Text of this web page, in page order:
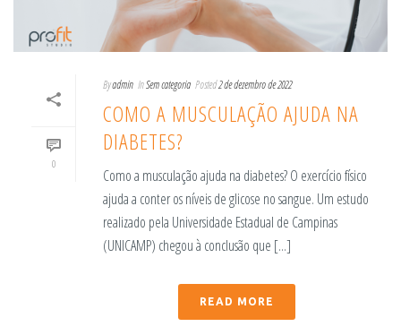
0
Byadmin InSem categoria Posted2 de dezembro de 2022
COMO A MUSCULAÇÃO AJUDA NA
DIABETES?
Como a musculação ajuda na diabetes? O exercício físico
ajuda a conter os níveis de glicose no sangue. Um estudo
realizado pela Universidade Estadual de Campinas
(UNICAMP) chegou à conclusão que [...]
READ MORE